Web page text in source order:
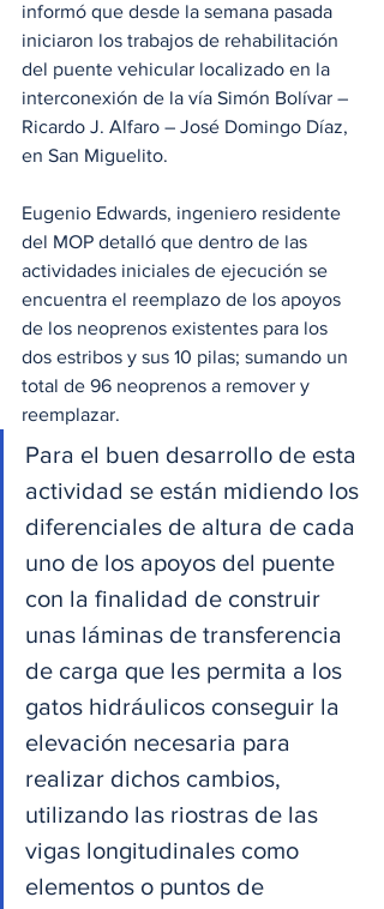
informó que desde la semana pasada
iniciaron los trabajos de rehabilitación
del puente vehicular localizado en la
interconexión de la vía Simón Bolívar –
Ricardo J. Alfaro – José Domingo Díaz,
en San Miguelito.
Eugenio Edwards, ingeniero residente
del MOP detalló que dentro de las
actividades iniciales de ejecución se
encuentra el reemplazo de los apoyos
de los neoprenos existentes para los
dos estribos y sus 10 pilas; sumando un
total de 96 neoprenos a remover y
reemplazar.
Para el buen desarrollo de esta
actividad se están midiendo los
diferenciales de altura de cada
uno de los apoyos del puente
con la finalidad de construir
unas láminas de transferencia
de carga que les permita a los
gatos hidráulicos conseguir la
elevación necesaria para
realizar dichos cambios,
utilizando las riostras de las
vigas longitudinales como
elementos o puntos de